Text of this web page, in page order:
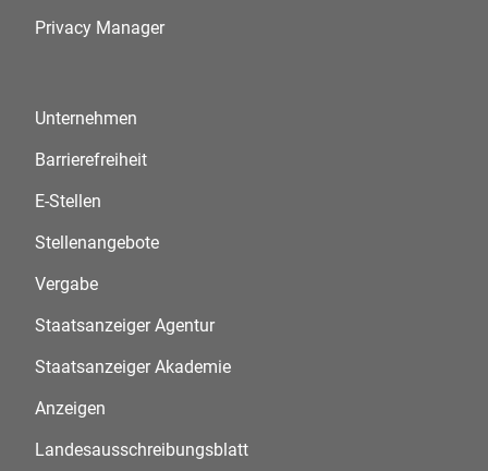
Privacy Manager
Unternehmen
Barrierefreiheit
E-Stellen
Stellenangebote
Vergabe
Staatsanzeiger Agentur
Staatsanzeiger Akademie
Anzeigen
Landesausschreibungsblatt